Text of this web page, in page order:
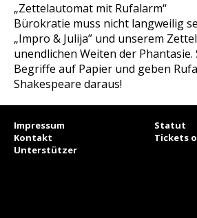
„Zettelautomat mit Rufalarm“
Bürokratie muss nicht langweilig
„Impro & Julija” und unserem
unendlichen Weiten der Phantasie.
Begriffe auf Papier und geben
Shakespeare daraus!
Impressum
Statut
Kontakt
Tickets
Unterstützer